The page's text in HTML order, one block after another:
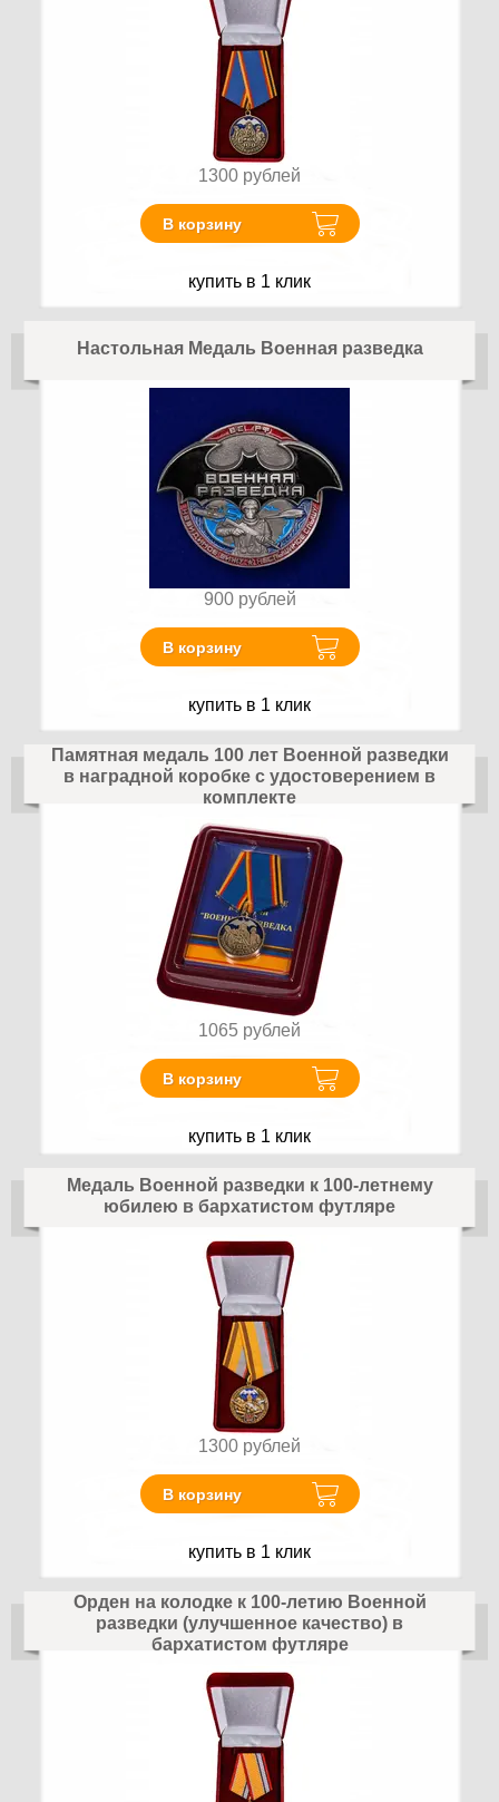
1300 рублей
В корзину
купить в 1 клик
Настольная Медаль Военная разведка
900 рублей
В корзину
купить в 1 клик
Памятная медаль 100 лет Военной разведки
в наградной коробке с удостоверением в
комплекте
1065 рублей
В корзину
купить в 1 клик
Медаль Военной разведки к 100-летнему
юбилею в бархатистом футляре
1300 рублей
В корзину
купить в 1 клик
Орден на колодке к 100-летию Военной
разведки (улучшенное качество) в
бархатистом футляре